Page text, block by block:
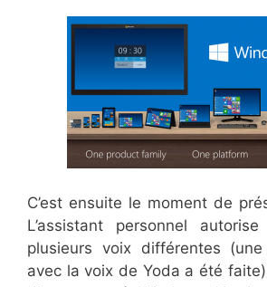
C’est ensuite le moment de
L’assistant personnel
plusieurs voix différentes (une
avec la voix de Yoda a été